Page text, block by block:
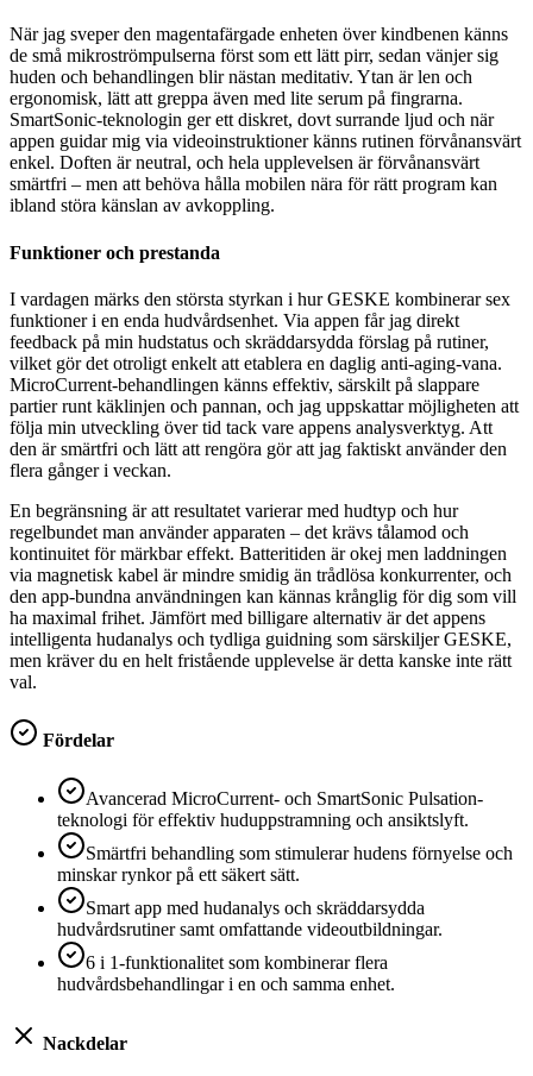
När jag sveper den magentafärgade enheten över kindbenen känns
de små mikroströmpulserna först som ett lätt pirr, sedan vänjer sig
huden och behandlingen blir nästan meditativ. Ytan är len och
ergonomisk, lätt att greppa även med lite serum på fingrarna.
SmartSonic-teknologin ger ett diskret, dovt surrande ljud och när
appen guidar mig via videoinstruktioner känns rutinen förvånansvärt
enkel. Doften är neutral, och hela upplevelsen är förvånansvärt
smärtfri – men att behöva hålla mobilen nära för rätt program kan
ibland störa känslan av avkoppling.
Funktioner och prestanda
I vardagen märks den största styrkan i hur GESKE kombinerar sex
funktioner i en enda hudvårdsenhet. Via appen får jag direkt
feedback på min hudstatus och skräddarsydda förslag på rutiner,
vilket gör det otroligt enkelt att etablera en daglig anti-aging-vana.
MicroCurrent-behandlingen känns effektiv, särskilt på slappare
partier runt käklinjen och pannan, och jag uppskattar möjligheten att
följa min utveckling över tid tack vare appens analysverktyg. Att
den är smärtfri och lätt att rengöra gör att jag faktiskt använder den
flera gånger i veckan.
En begränsning är att resultatet varierar med hudtyp och hur
regelbundet man använder apparaten – det krävs tålamod och
kontinuitet för märkbar effekt. Batteritiden är okej men laddningen
via magnetisk kabel är mindre smidig än trådlösa konkurrenter, och
den app-bundna användningen kan kännas krånglig för dig som vill
ha maximal frihet. Jämfört med billigare alternativ är det appens
intelligenta hudanalys och tydliga guidning som särskiljer GESKE,
men kräver du en helt fristående upplevelse är detta kanske inte rätt
val.
Fördelar
Avancerad MicroCurrent- och SmartSonic Pulsation-
teknologi för effektiv huduppstramning och ansiktslyft.
Smärtfri behandling som stimulerar hudens förnyelse och
minskar rynkor på ett säkert sätt.
Smart app med hudanalys och skräddarsydda
hudvårdsrutiner samt omfattande videoutbildningar.
6 i 1-funktionalitet som kombinerar flera
hudvårdsbehandlingar i en och samma enhet.
Nackdelar